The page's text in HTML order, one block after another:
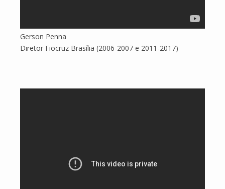
Gerson Penna
Diretor Fiocruz Brasília (2006-2007 e 2011-2017)